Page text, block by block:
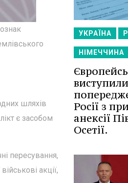
шляхів
є засобом
пересування,
акції,
УКРАЇНА
НІМЕЧЧИНА
Росії з
анексії
Осетії.